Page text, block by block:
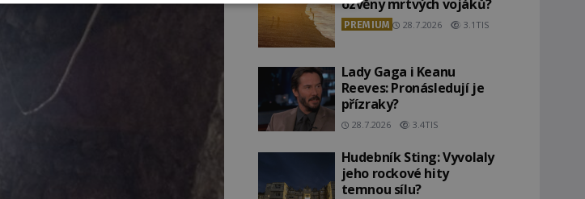
ozvěny mrtvých vojáků?
PREMIUM 28.7.2026 3.1TIS
Lady Gaga i Keanu
Reeves: Pronásledují je
přízraky?
28.7.2026 3.4TIS
Hudebník Sting: Vyvolaly
jeho rockové hity
temnou sílu?